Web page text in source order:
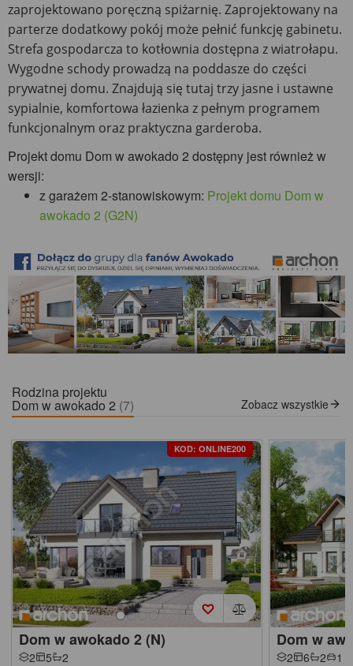
zaprojektowano poręczną spiżarnię. Zaprojektowany na
parterze dodatkowy pokój może pełnić funkcję gabinetu.
Strefa gospodarcza to kotłownia dostępna z wiatrołapu.
Wygodne schody prowadzą na poddasze do części
prywatnej domu. Znajdują się tutaj trzy jasne i ustawne
sypialnie, komfortowa łazienka z pełnym programem
funkcjonalnym oraz praktyczna garderoba.
Projekt domu Dom w awokado 2 dostępny jest również w
wersji:
z garażem 2-stanowiskowym: Projekt domu Dom w
awokado 2 (G2N)
Rodzina projektu
Dom w awokado 2 (7) Zobacz wszystkie
KOD: ONLINE200
Dom w awokado 2 (N)
2 5 2
Dom w
2 6 2 1